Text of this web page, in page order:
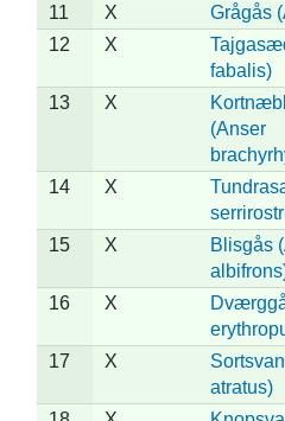
11 X Grågås
12
X
fabalis)
13 X
(Anser
14 X
15 X
Blisgås
16 X
17 X
atratus)